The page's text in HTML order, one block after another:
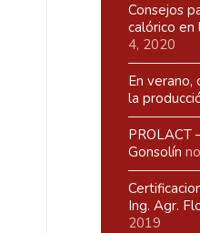
Consejos
calórico en
4, 2020
En verano,
la
PROLACT
Gonsolín
Ing. Agr.
2019